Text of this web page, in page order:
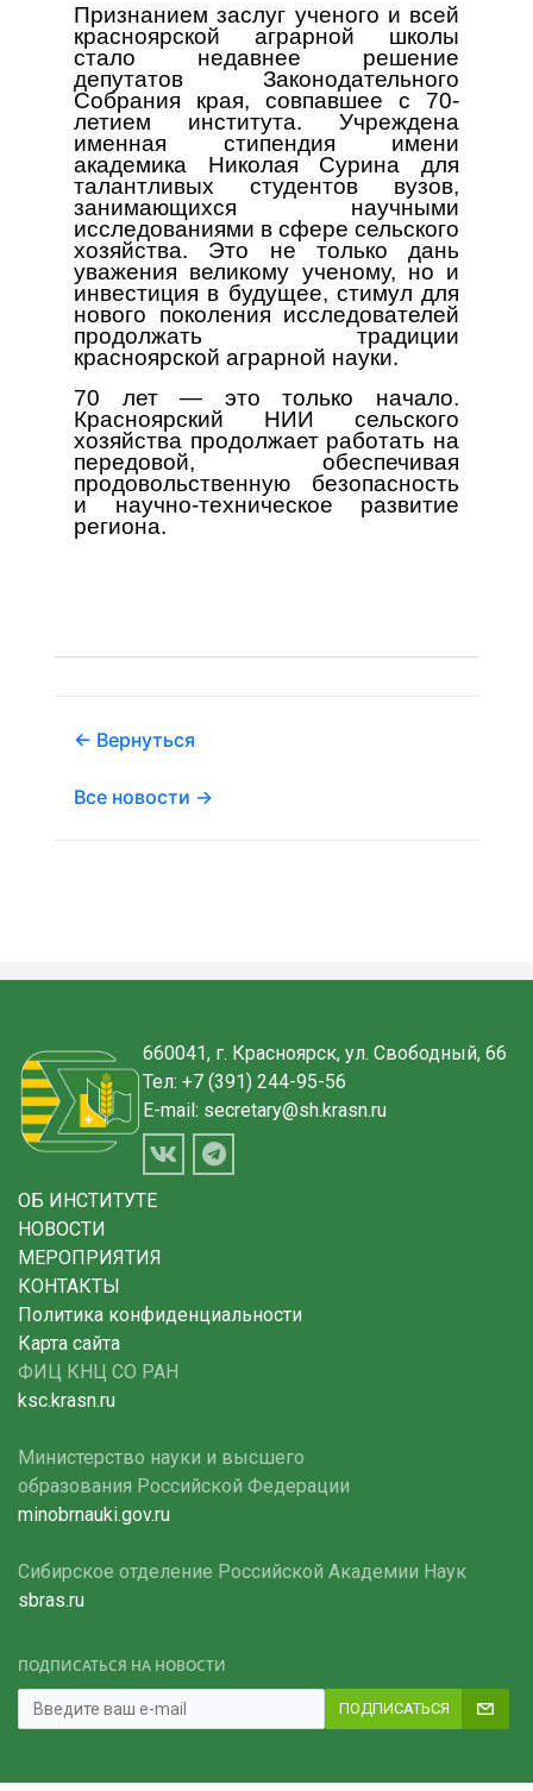
Признанием заслуг ученого и всей
красноярской аграрной школы
стало недавнее решение
депутатов Законодательного
Собрания края, совпавшее с 70-
летием института. Учреждена
именная стипендия имени
академика Николая Сурина для
талантливых студентов вузов,
занимающихся научными
исследованиями в сфере сельского
хозяйства. Это не только дань
уважения великому ученому, но и
инвестиция в будущее, стимул для
нового поколения исследователей
продолжать традиции
красноярской аграрной науки.
70 лет — это только начало.
Красноярский НИИ сельского
хозяйства продолжает работать на
передовой, обеспечивая
продовольственную безопасность
и научно-техническое развитие
региона.
← Вернуться
Все новости →
660041, г. Красноярск, ул. Свободный, 66
Тел: +7 (391) 244-95-56
E-mail: secretary@sh.krasn.ru
ОБ ИНСТИТУТЕ
НОВОСТИ
МЕРОПРИЯТИЯ
КОНТАКТЫ
Политика конфиденциальности
Карта сайта
ФИЦ КНЦ СО РАН
ksc.krasn.ru
Министерство науки и высшего
образования Российской Федерации
minobrnauki.gov.ru
Сибирское отделение Российской Академии Наук
sbras.ru
ПОДПИСАТЬСЯ НА НОВОСТИ
ПОДПИСАТЬСЯ